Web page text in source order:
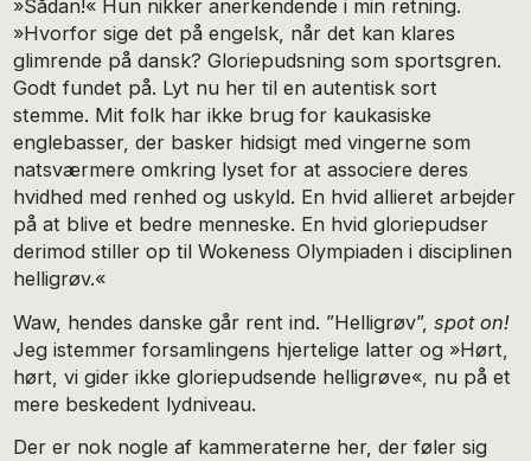
»Sådan!« Hun nikker anerkendende i min retning.
»Hvorfor sige det på engelsk, når det kan klares
glimrende på dansk? Gloriepudsning som sportsgren.
Godt fundet på. Lyt nu her til en autentisk sort
stemme. Mit folk har ikke brug for kaukasiske
englebasser, der basker hidsigt med vingerne som
natsværmere omkring lyset for at associere deres
hvidhed med renhed og uskyld. En hvid allieret arbejder
på at blive et bedre menneske. En hvid gloriepudser
derimod stiller op til Wokeness Olympiaden i disciplinen
helligrøv.«
Waw, hendes danske går rent ind. ”Helligrøv”,spot on!
Jeg istemmer forsamlingens hjertelige latter og »Hørt,
hørt, vi gider ikke gloriepudsende helligrøve«, nu på et
mere beskedent lydniveau.
Der er nok nogle af kammeraterne her, der føler sig